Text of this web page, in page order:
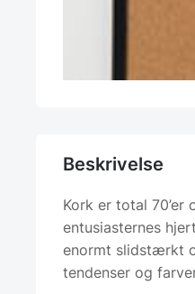
Beskrivelse
Kork er total
entusiasternes
enormt slidstærkt
tendenser og